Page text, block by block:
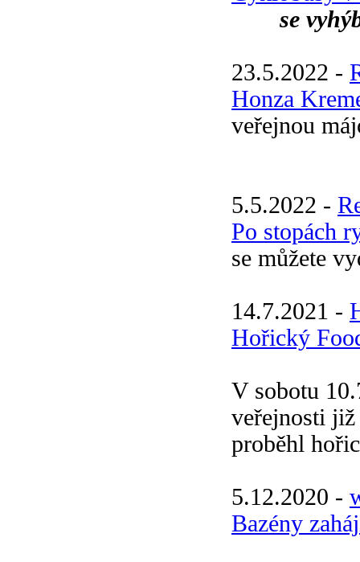
se
23.5.2022 -
Honza
veřejnou
5.5.2022 -
Po stopách
se můžete
14.7.2021 -
Hořický
V sobotu
veřejnosti již
proběhl
5.12.2020 -
Bazény